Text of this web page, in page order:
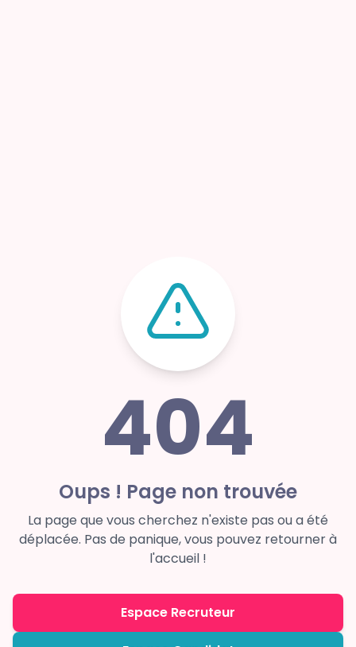
404
Oups ! Page non trouvée
La page que vous cherchez n'existe pas ou a été
déplacée. Pas de panique, vous pouvez retourner à
l'accueil !
Espace Recruteur